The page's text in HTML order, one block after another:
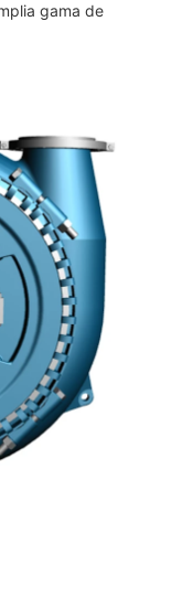
gama de